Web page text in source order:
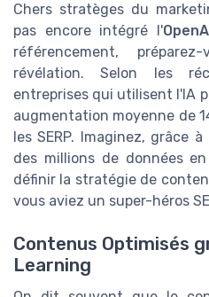
Chers stratèges du
pas encore intégré l'
référencement,
révélation. Selon les
entreprises qui utilisent l'IA
augmentation moyenne de
les SERP. Imaginez, grâce
des millions de données
définir la stratégie de
vous aviez un super-héros
Contenus Optimisés
Learning